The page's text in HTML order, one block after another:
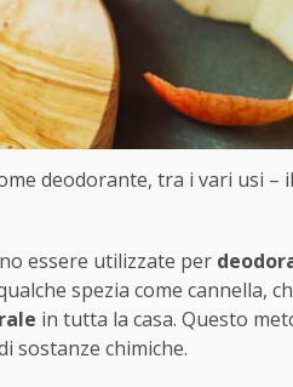
deodorante, tra i vari usi –
essere utilizzate per
spezia come cannella,
in tutta la casa. Questo
sostanze chimiche.